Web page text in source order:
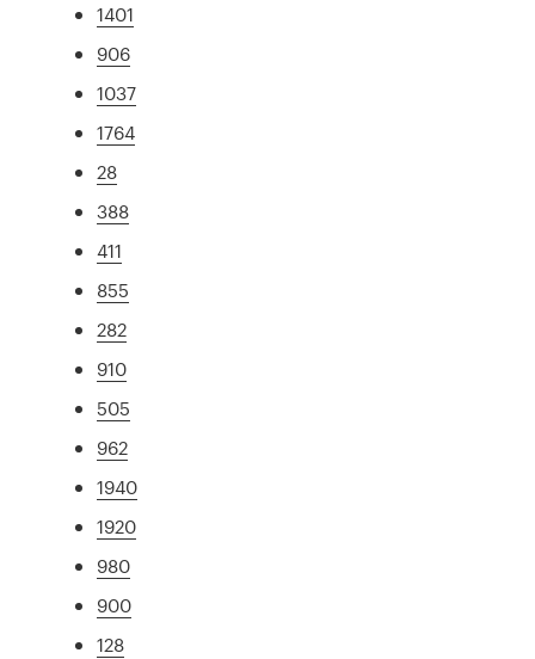
1401
906
1037
1764
28
388
411
855
282
910
505
962
1940
1920
980
900
128